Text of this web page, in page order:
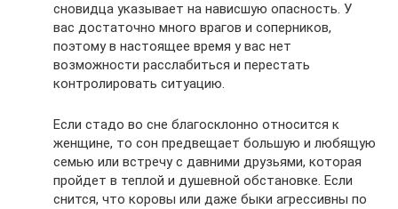
сновидца указывает на нависшую опасность. У
вас достаточно много врагов и соперников,
поэтому в настоящее время у вас нет
возможности расслабиться и перестать
контролировать ситуацию.
Если стадо во сне благосклонно относится к
женщине, то сон предвещает большую и любящую
семью или встречу с давними друзьями, которая
пройдет в теплой и душевной обстановке. Если
снится, что коровы или даже быки агрессивны по